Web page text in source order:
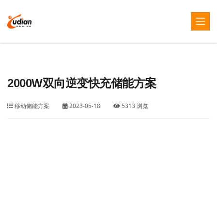
2000W双向逆变快充储能方案
移动储能方案 2023-05-18 5313 浏览